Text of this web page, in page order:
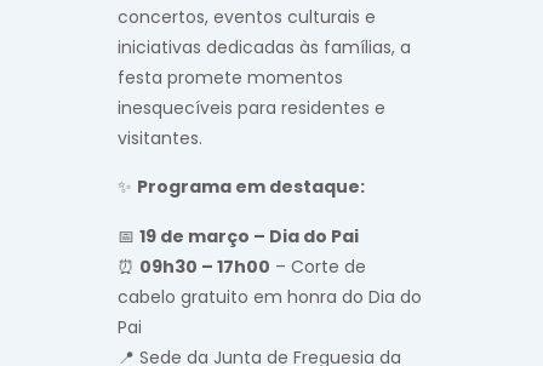
concertos, eventos culturais e
iniciativas dedicadas às famílias, a
festa promete momentos
inesquecíveis para residentes e
visitantes.
✨ Programa em destaque:
📅 19 de março – Dia do Pai
⏰ 09h30 – 17h00 – Corte de
cabelo gratuito em honra do Dia do
Pai
📍 Sede da Junta de Freguesia da